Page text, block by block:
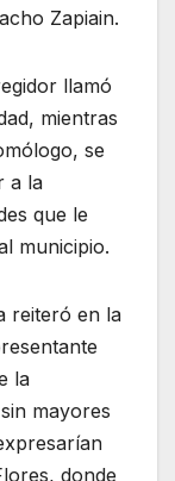
Zapiain.
llamó
mientras
se
a la
que le
municipio.
reiteró en la
la
mayores
donde